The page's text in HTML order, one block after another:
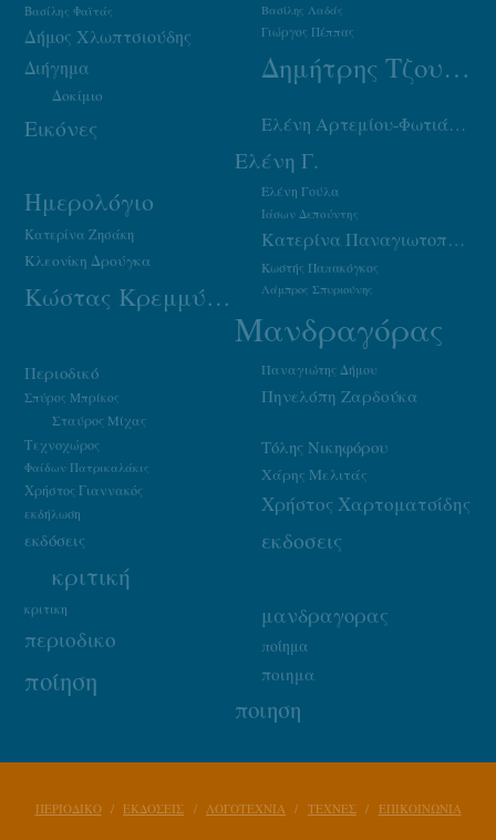
Βασίλης Λαδάς
Βασίλης Φαϊτάς
Γιώργος Πέππας
Δήμος Χλωπτσιούδης
Δημήτρης Τζουμάκας
Διήγημα
Δοκίμιο
Εικόνες Ελένη Αρτεμίου-Φωτιάδου
Ελένη Γ.
Ελένη Γούλα
Ημερολόγιο Ιάσων Δεπούντης
Κατερίνα Ζησάκη Κατερίνα Παναγιωτοπούλου
Κλεονίκη Δρούγκα Κωστής Παπακόγκος
Κώστας Κρεμμύδας Λάμπρος Σπυριούνης
Μανδραγόρας
Παναγιώτης Δήμου
Περιοδικό
Πηνελόπη Ζαρδούκα
Σπύρος Μπρίκος
Σταύρος Μίχας
Τεχνοχώρος
Τόλης Νικηφόρου
Φαίδων Πατρικαλάκις Χάρης Μελιτάς
Χρήστος Γιαννακός
Χρήστος Χαρτοματσίδης
εκδήλωση
εκδοσεις
εκδόσεις
κριτική
κριτικη μανδραγορας
περιοδικο ποίημα
ποίηση ποιημα
ποιηση
ΠΕΡΙΟΔΙΚΟ ΕΚΔΟΣΕΙΣ ΛΟΓΟΤΕΧΝΙΑ ΤΕΧΝΕΣ ΕΠΙΚΟΙΝΩΝΙΑ